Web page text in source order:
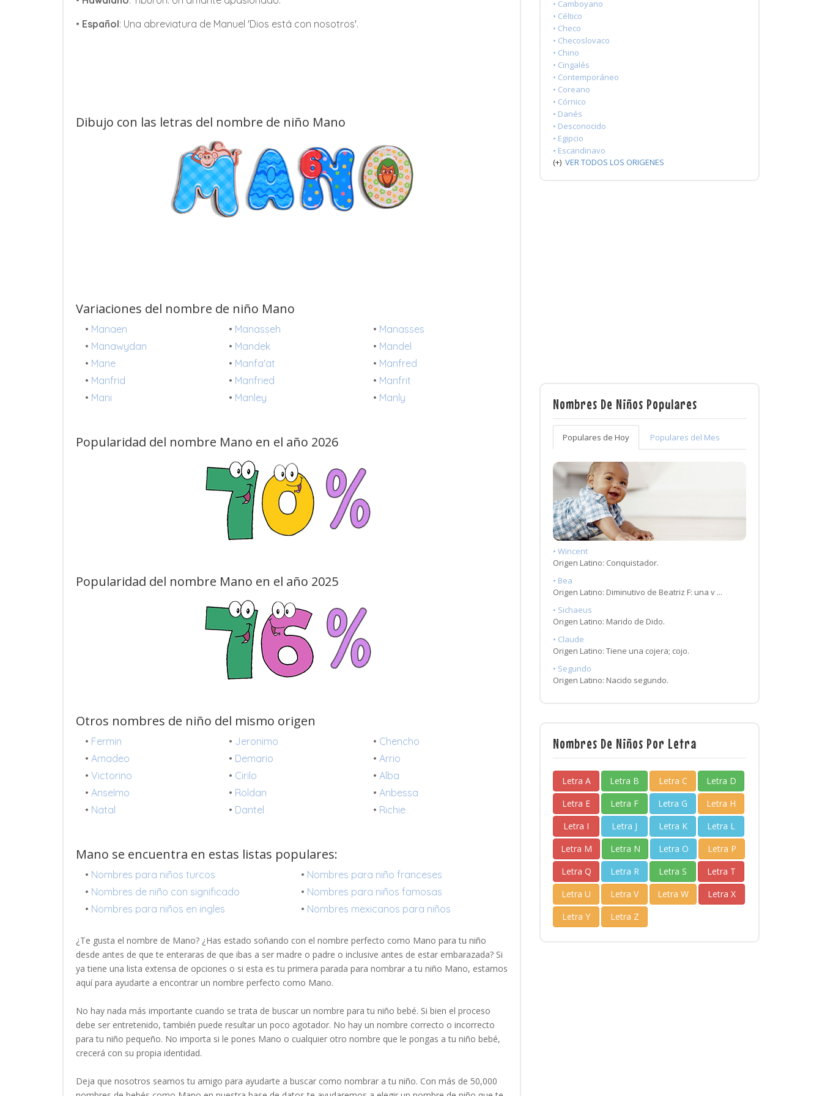
• Español: Una abreviatura de Manuel 'Dios está con nosotros'.
Dibujo con las letras del nombre de niño Mano
Variaciones del nombre de niño Mano
• Manaen • Manasseh • Manasses
• Manawydan • Mandek • Mandel
• Mane • Manfa'at • Manfred
• Manfrid • Manfried • Manfrit
• Mani • Manley • Manly
Popularidad del nombre Mano en el año 2026
Popularidad del nombre Mano en el año 2025
Otros nombres de niño del mismo origen
• Fermin • Jeronimo • Chencho
• Amadeo • Demario • Arrio
• Victorino • Cirilo • Alba
• Anselmo • Roldan • Anbessa
• Natal • Dantel • Richie
Mano se encuentra en estas listas populares:
• Nombres para niños turcos • Nombres para niño franceses
• Nombres de niño con significado • Nombres para niños famosas
• Nombres para niños en ingles • Nombres mexicanos para niños
¿Te gusta el nombre de Mano? ¿Has estado soñando con el nombre perfecto como Mano para tu niño
desde antes de que te enteraras de que ibas a ser madre o padre o inclusive antes de estar embarazada? Si
ya tiene una lista extensa de opciones o si esta es tu primera parada para nombrar a tu niño Mano, estamos
aquí para ayudarte a encontrar un nombre perfecto como Mano.
No hay nada más importante cuando se trata de buscar un nombre para tu niño bebé. Si bien el proceso
debe ser entretenido, también puede resultar un poco agotador. No hay un nombre correcto o incorrecto
para tu niño pequeño. No importa si le pones Mano o cualquier otro nombre que le pongas a tu niño bebé,
crecerá con su propia identidad.
Deja que nosotros seamos tu amigo para ayudarte a buscar como nombrar a tu niño. Con más de 50,000
• Camboyano
• Céltico
• Checo
• Checoslovaco
• Chino
• Cingalés
• Contemporáneo
• Coreano
• Córnico
• Danés
• Desconocido
• Egipcio
• Escandinavo
(+) VER TODOS LOS ORIGENES
Nombres De Niños Populares
Populares de Hoy Populares del Mes
• Wincent
Origen Latino: Conquistador.
• Bea
Origen Latino: Diminutivo de Beatriz F: una v ...
• Sichaeus
Origen Latino: Marido de Dido.
• Claude
Origen Latino: Tiene una cojera; cojo.
• Segundo
Origen Latino: Nacido segundo.
Nombres De Niños Por Letra
Letra A Letra B Letra C
Letra D
Letra E
Letra F Letra G
Letra H
Letra I
Letra J Letra K
Letra L
Letra M
Letra N Letra O
Letra P
Letra Q
Letra R Letra S
Letra T
Letra U
Letra V Letra W
Letra X
Letra Y
Letra Z